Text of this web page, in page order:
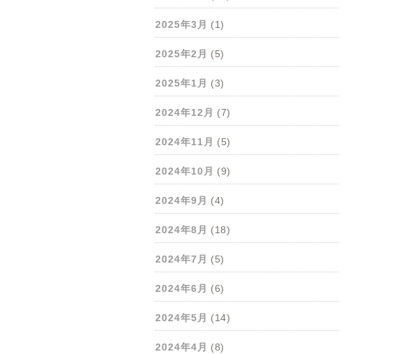
2025年3月 (1)
2025年2月 (5)
2025年1月 (3)
2024年12月 (7)
2024年11月 (5)
2024年10月 (9)
2024年9月 (4)
2024年8月 (18)
2024年7月 (5)
2024年6月 (6)
2024年5月 (14)
2024年4月 (8)